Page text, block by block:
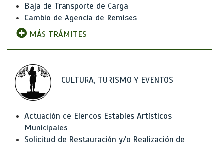
Baja de Transporte de Carga
Cambio de Agencia de Remises
MÁS TRÁMITES
CULTURA, TURISMO Y EVENTOS
Actuación de Elencos Estables Artísticos
Municipales
Solicitud de Restauración y/o Realización de